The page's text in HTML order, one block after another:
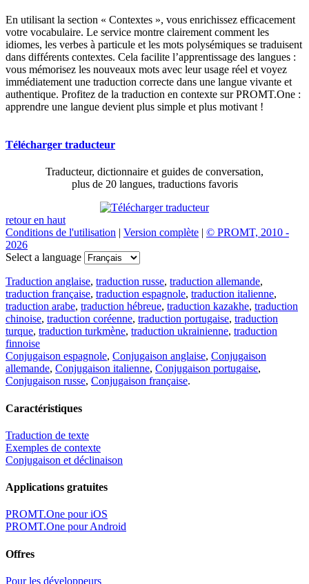
En utilisant la section « Contextes », vous enrichissez efficacement
votre vocabulaire. Le service montre clairement comment les
idiomes, les verbes à particule et les mots polysémiques se traduisent
dans différents contextes. Cela facilite l’apprentissage des langues :
vous mémorisez les nouveaux mots avec leur usage réel et voyez
immédiatement une traduction correcte dans une langue vivante et
authentique. Profitez de la traduction en contexte sur PROMT.One :
apprendre une langue devient plus simple et plus motivant !
Télécharger traducteur
Traducteur, dictionnaire et guides de conversation,
plus de 20 langues, traductions favoris
retour en haut
Conditions de l'utilisation | Version complète | © PROMT, 2010 -
2026
Select a language
Traduction anglaise, traduction russe, traduction allemande,
traduction française, traduction espagnole, traduction italienne,
traduction arabe, traduction hébreue, traduction kazakhe, traduction
chinoise, traduction coréenne, traduction portugaise, traduction
turque, traduction turkmène, traduction ukrainienne, traduction
finnoise
Conjugaison espagnole, Conjugaison anglaise, Conjugaison
allemande, Conjugaison italienne, Conjugaison portugaise,
Conjugaison russe, Conjugaison française.
Caractéristiques
Traduction de texte
Exemples de contexte
Conjugaison et déclinaison
Applications gratuites
PROMT.One pour iOS
PROMT.One pour Android
Offres
Pour les développeurs